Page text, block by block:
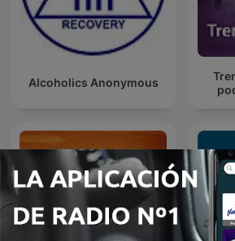
Alcoholics Anonymous